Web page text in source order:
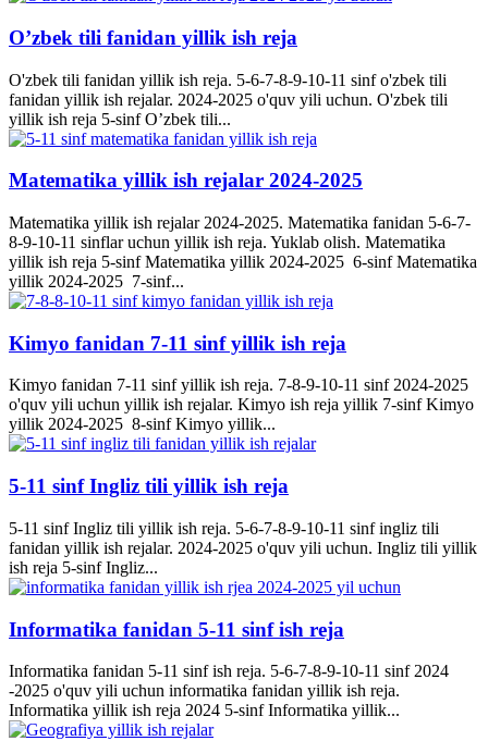
O’zbek tili fanidan yillik ish reja
O'zbek tili fanidan yillik ish reja. 5-6-7-8-9-10-11 sinf o'zbek tili
fanidan yillik ish rejalar. 2024-2025 o'quv yili uchun. O'zbek tili
yillik ish reja 5-sinf O’zbek tili...
Matematika yillik ish rejalar 2024-2025
Matematika yillik ish rejalar 2024-2025. Matematika fanidan 5-6-7-
8-9-10-11 sinflar uchun yillik ish reja. Yuklab olish. Matematika
yillik ish reja 5-sinf Matematika yillik 2024-2025 6-sinf Matematika
yillik 2024-2025 7-sinf...
Kimyo fanidan 7-11 sinf yillik ish reja
Kimyo fanidan 7-11 sinf yillik ish reja. 7-8-9-10-11 sinf 2024-2025
o'quv yili uchun yillik ish rejalar. Kimyo ish reja yillik 7-sinf Kimyo
yillik 2024-2025 8-sinf Kimyo yillik...
5-11 sinf Ingliz tili yillik ish reja
5-11 sinf Ingliz tili yillik ish reja. 5-6-7-8-9-10-11 sinf ingliz tili
fanidan yillik ish rejalar. 2024-2025 o'quv yili uchun. Ingliz tili yillik
ish reja 5-sinf Ingliz...
Informatika fanidan 5-11 sinf ish reja
Informatika fanidan 5-11 sinf ish reja. 5-6-7-8-9-10-11 sinf 2024
-2025 o'quv yili uchun informatika fanidan yillik ish reja.
Informatika yillik ish reja 2024 5-sinf Informatika yillik...